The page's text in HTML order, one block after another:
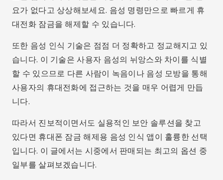
요가 없다고 상상해보세요. 음성 명령만으로 빠르게 휴
대전화 잠금을 해제할 수 있습니다.
또한 음성 인식 기술은 점점 더 정확하고 정교해지고 있
습니다. 이 기술은 사용자 음성의 뉘앙스와 차이를 식별
할 수 있으므로 다른 사람이 녹음이나 음성 모방을 통해
사용자의 휴대전화에 접근하는 것을 매우 어렵게 만듭
니다.
따라서 진보적이면서도 실용적인 보안 솔루션을 찾고
있다면 휴대폰 잠금 해제용 음성 인식 앱이 훌륭한 선택
입니다. 이 글에서는 시중에서 판매되는 최고의 옵션 중
일부를 살펴보겠습니다.